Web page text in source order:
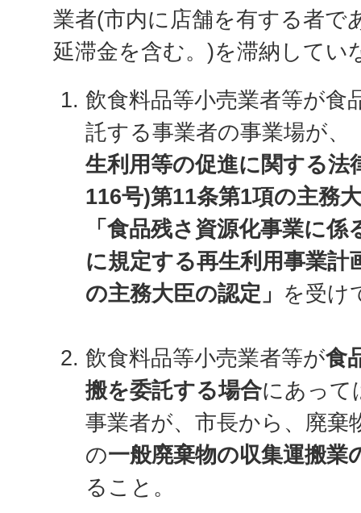
業者(市内に店舗を有する者で
延滞金を含む。)を滞納してい
飲食料品等小売業者等が食
託する事業者の事業場が、
生利用等の促進に関する法
116号)第11条第1項の主務
「食品残さ資源化事業に
に規定する再生利用事業計
の主務大臣の認定」 を受け
飲食料品等小売業者等が食
搬を委託する場合にあって
事業者が、市長から、廃棄
の一般廃棄物の収集運搬業
ること。